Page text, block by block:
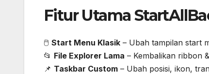
Fitur Utama
🖱️ Start Menu Klasik – Ubah tampilan start
📂 File Explorer Lama – Kembalikan ribbon
📌 Taskbar Custom – Ubah posisi, ikon,